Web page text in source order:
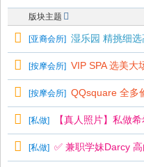
版块主题
[亚裔会所] 湿乐园 精挑细
[按摩会所] VIP SPA 选美大
[按摩会所] QQsquare 全多
[私做] 【真人照片】私做
[私做] ✅ 兼职学妹Darcy